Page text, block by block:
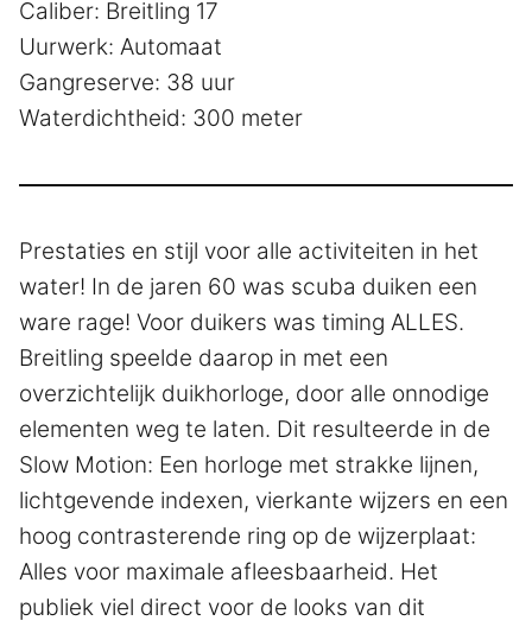
Caliber: Breitling 17
Uurwerk: Automaat
Gangreserve: 38 uur
Waterdichtheid: 300 meter
Prestaties en stijl voor alle activiteiten in het
water! In de jaren 60 was scuba duiken een
ware rage! Voor duikers was timing ALLES.
Breitling speelde daarop in met een
overzichtelijk duikhorloge, door alle onnodige
elementen weg te laten. Dit resulteerde in de
Slow Motion: Een horloge met strakke lijnen,
lichtgevende indexen, vierkante wijzers en een
hoog contrasterende ring op de wijzerplaat:
Alles voor maximale afleesbaarheid. Het
publiek viel direct voor de looks van dit